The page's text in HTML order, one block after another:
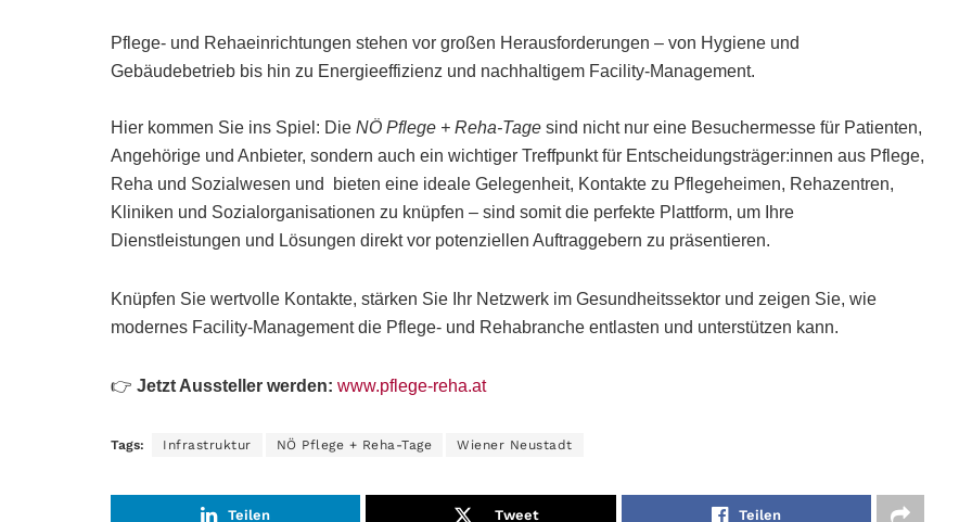
Pflege- und Rehaeinrichtungen stehen vor großen Herausforderungen – von Hygiene und
Gebäudebetrieb bis hin zu Energieeffizienz und nachhaltigem Facility-Management.
Hier kommen Sie ins Spiel: Die NÖ Pflege + Reha-Tage sind nicht nur eine Besuchermesse für Patienten,
Angehörige und Anbieter, sondern auch ein wichtiger Treffpunkt für Entscheidungsträger:innen aus Pflege,
Reha und Sozialwesen und bieten eine ideale Gelegenheit, Kontakte zu Pflegeheimen, Rehazentren,
Kliniken und Sozialorganisationen zu knüpfen – sind somit die perfekte Plattform, um Ihre
Dienstleistungen und Lösungen direkt vor potenziellen Auftraggebern zu präsentieren.
Knüpfen Sie wertvolle Kontakte, stärken Sie Ihr Netzwerk im Gesundheitssektor und zeigen Sie, wie
modernes Facility-Management die Pflege- und Rehabranche entlasten und unterstützen kann.
👉 Jetzt Aussteller werden: www.pflege-reha.at
Tags: Infrastruktur NÖ Pflege + Reha-Tage Wiener Neustadt
Teilen Tweet Teilen